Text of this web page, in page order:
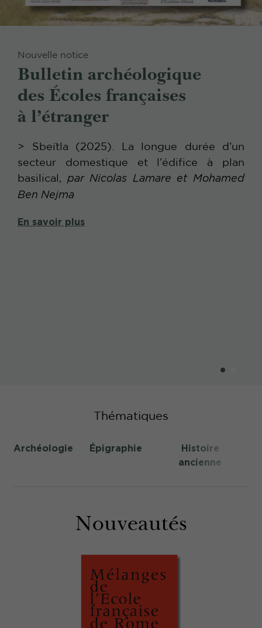
Nouvelle notice
Bulletin archéologique
des Écoles françaises
à l’étranger
> Sbeïtla (2025). La longue durée d’un
secteur domestique et l’édifice à plan
basilical, par Nicolas Lamare et Mohamed
Ben Nejma
En savoir plus
Thématiques
Archéologie Épigraphie
Histoire
ancienne
Nouveautés